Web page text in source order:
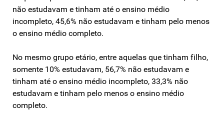
não estudavam e tinham até o ensino médio
incompleto, 45,6% não estudavam e tinham pelo menos
o ensino médio completo.
No mesmo grupo etário, entre aquelas que tinham filho,
somente 10% estudavam, 56,7% não estudavam e
tinham até o ensino médio incompleto, 33,3% não
estudavam e tinham pelo menos o ensino médio
completo.